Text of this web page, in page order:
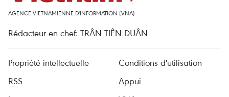
AGENCE VIETNAMIENNE D'INFORMATION (VNA)
Rédacteur en chef: TRÂN TIÊN DUÂN
Propriété intellectuelle
Conditions d'utilisation
RSS
Appui